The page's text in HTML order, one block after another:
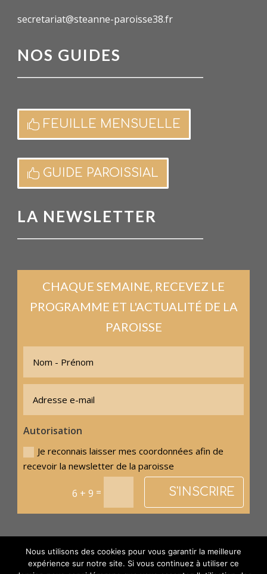
secretariat@steanne-paroisse38.fr
NOS GUIDES
FEUILLE MENSUELLE
GUIDE PAROISSIAL
LA NEWSLETTER
CHAQUE SEMAINE, RECEVEZ LE
PROGRAMME ET L'ACTUALITÉ DE LA
PAROISSE
Autorisation
Je reconnais laisser mes coordonnées afin de
recevoir la newsletter de la paroisse
6 + 9 = S'INSCRIRE
© Paroisse Sainte-Anne - Maison paroissiale Place de l'église -
Nous utilisons des cookies pour vous garantir la meilleure
expérience sur notre site. Si vous continuez à utiliser ce